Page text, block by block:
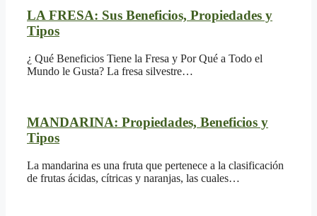
LA FRESA: Sus Beneficios, Propiedades y
Tipos
¿ Qué Beneficios Tiene la Fresa y Por Qué a Todo el
Mundo le Gusta? La fresa silvestre…
MANDARINA: Propiedades, Beneficios y
Tipos
La mandarina es una fruta que pertenece a la clasificación
de frutas ácidas, cítricas y naranjas, las cuales…